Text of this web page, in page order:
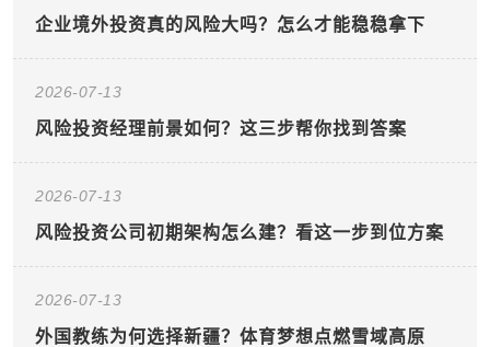
企业境外投资真的风险大吗？怎么才能稳稳拿下
2026-07-13
风险投资经理前景如何？这三步帮你找到答案
2026-07-13
风险投资公司初期架构怎么建？看这一步到位方案
2026-07-13
外国教练为何选择新疆？体育梦想点燃雪域高原